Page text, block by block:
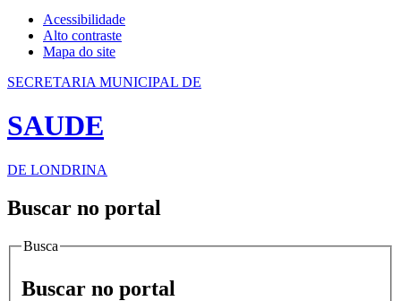
Acessibilidade
Alto contraste
Mapa do site
SECRETARIA MUNICIPAL DE
SAUDE
DE LONDRINA
Buscar no portal
Busca
Buscar no portal